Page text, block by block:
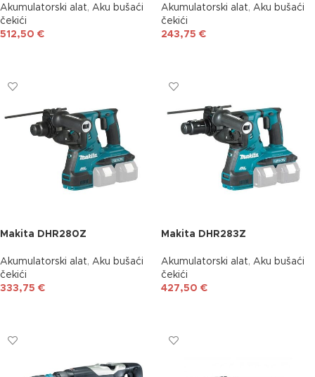
Akumulatorski alat, Aku bušaći
čekići
512,50 €
Akumulatorski alat, Aku bušaći
čekići
243,75 €
Makita DHR280Z
Akumulatorski alat, Aku bušaći
čekići
333,75 €
Makita DHR283Z
Akumulatorski alat, Aku bušaći
čekići
427,50 €